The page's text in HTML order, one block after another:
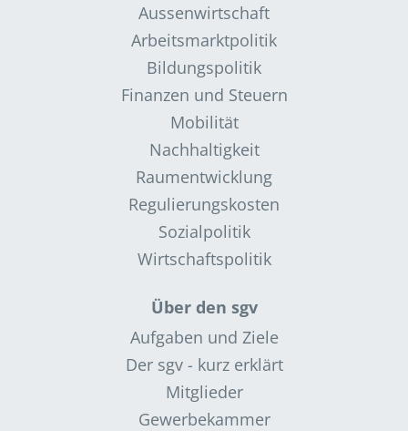
Aussenwirtschaft
Arbeitsmarktpolitik
Bildungspolitik
Finanzen und Steuern
Mobilität
Nachhaltigkeit
Raumentwicklung
Regulierungskosten
Sozialpolitik
Wirtschaftspolitik
Über den sgv
Aufgaben und Ziele
Der sgv - kurz erklärt
Mitglieder
Gewerbekammer